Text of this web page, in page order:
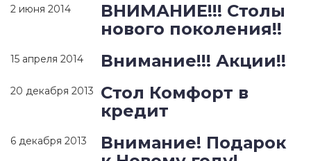
2 июня 2014
ВНИМАНИЕ!!! Столы
нового поколения!!
15 апреля 2014 Внимание!!! Акции!!
20 декабря 2013
Стол Комфорт в
кредит
6 декабря 2013
Внимание! Подарок